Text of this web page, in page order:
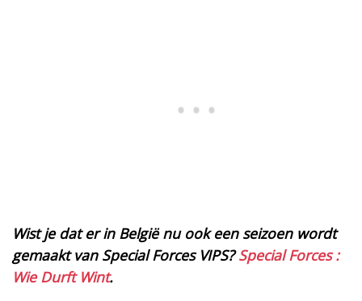
Wist je dat er in België nu ook een seizoen wordt
gemaakt van Special Forces VIPS?Special Forces :
Wie Durft Wint.